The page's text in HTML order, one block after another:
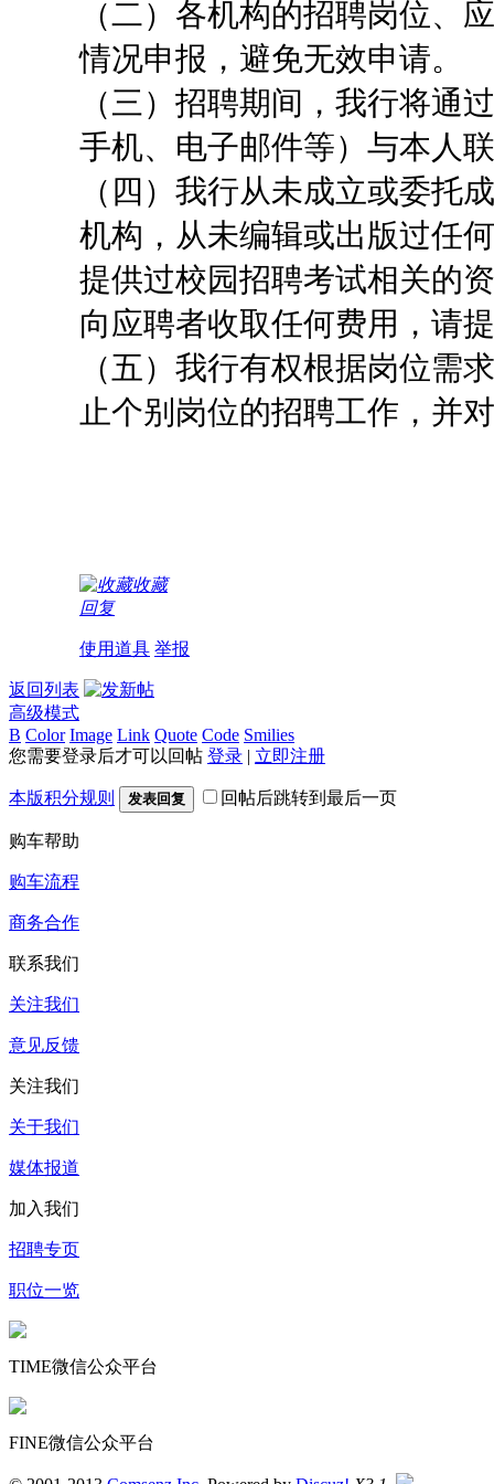
（二）各机构的招聘岗位、
情况申报，避免无效申请。
（三）招聘期间，我行将通
手机、电子邮件等）与本人
（四）我行从未成立或委托
机构，从未编辑或出版过任
提供过校园招聘考试相关的
向应聘者收取任何费用，请
（五）我行有权根据岗位需
止个别岗位的招聘工作，并
收藏
回复
使用道具 举报
返回列表
高级模式
B Color Image Link Quote Code Smilies
您需要登录后才可以回帖 登录 | 立即注册
本版积分规则 发表回复 回帖后跳转到最后一页
购车帮助
购车流程
商务合作
联系我们
关注我们
意见反馈
关注我们
关于我们
媒体报道
加入我们
招聘专页
职位一览
TIME微信公众平台
FINE微信公众平台